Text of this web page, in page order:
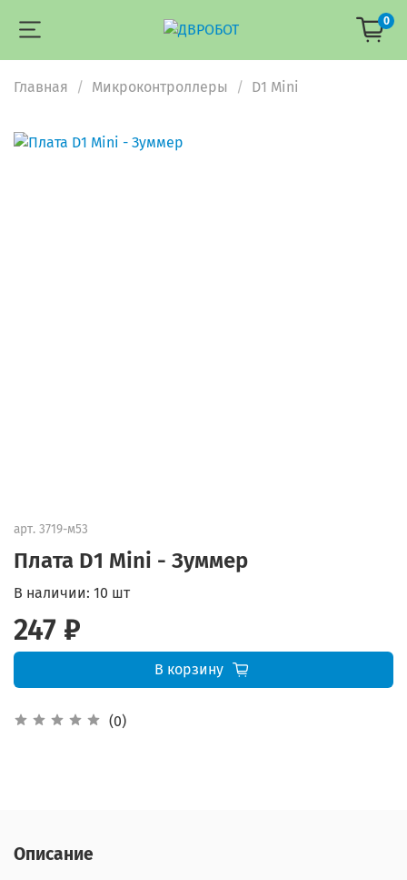
0
Главная Микроконтроллеры D1 Mini
арт. 3719-м53
Плата D1 Mini - Зуммер
(0)
В наличии: 10 шт
247 ₽
В корзину
Описание